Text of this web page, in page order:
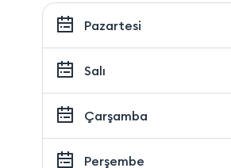
Pazartesi
Salı
Çarşamba
Perşembe